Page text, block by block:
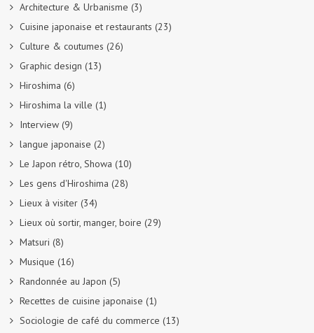
Architecture & Urbanisme (3)
Cuisine japonaise et restaurants (23)
Culture & coutumes (26)
Graphic design (13)
Hiroshima (6)
Hiroshima la ville (1)
Interview (9)
langue japonaise (2)
Le Japon rétro, Showa (10)
Les gens d'Hiroshima (28)
Lieux à visiter (34)
Lieux où sortir, manger, boire (29)
Matsuri (8)
Musique (16)
Randonnée au Japon (5)
Recettes de cuisine japonaise (1)
Sociologie de café du commerce (13)